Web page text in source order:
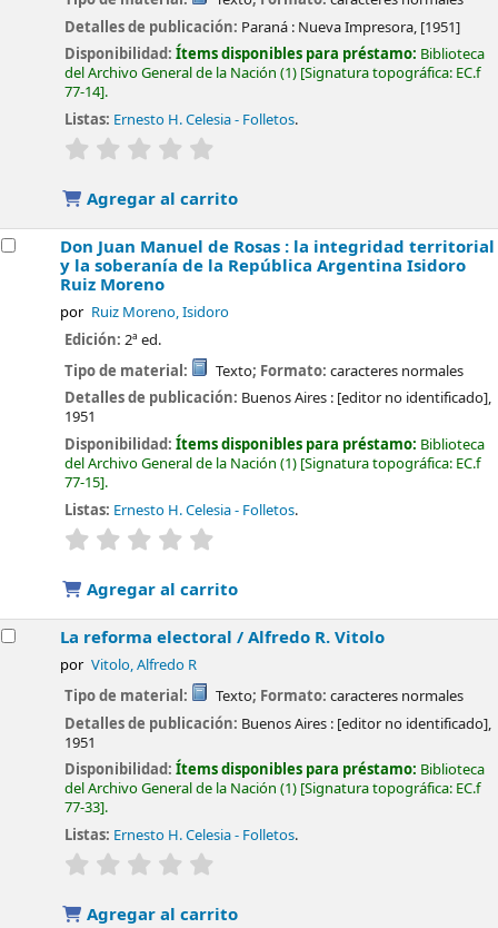
Detalles de publicación: Paraná : Nueva Impresora, [1951]
Disponibilidad:Ítems disponibles para préstamo: Biblioteca
del Archivo General de la Nación (1) Signatura topográfica: EC.f
77-14 .
Listas: Ernesto H. Celesia - Folletos.
valoración
Agregar al carrito
Don Juan Manuel de Rosas : la integridad territorial
y la soberanía de la República ArgentinaIsidoro
Ruiz Moreno
por Ruiz Moreno, Isidoro
Edición:2ª ed.
Tipo de material:
Texto; Formato: caracteres normales
Detalles de publicación: Buenos Aires : [editor no identificado],
1951
Disponibilidad:Ítems disponibles para préstamo: Biblioteca
del Archivo General de la Nación (1) Signatura topográfica: EC.f
77-15 .
Listas: Ernesto H. Celesia - Folletos.
valoración
Agregar al carrito
La reforma electoral /Alfredo R. Vitolo
por Vitolo, Alfredo R
Tipo de material: Texto; Formato: caracteres normales
Detalles de publicación: Buenos Aires : [editor no identificado],
1951
Disponibilidad:Ítems disponibles para préstamo: Biblioteca
del Archivo General de la Nación (1) Signatura topográfica: EC.f
77-33 .
Listas: Ernesto H. Celesia - Folletos.
valoración
Agregar al carrito